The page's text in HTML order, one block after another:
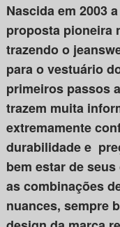
Nascida em 2003
proposta pioneira
trazendo o
para o vestuário
primeiros passos
trazem muita
extremamente
durabilidade e
bem estar de
as combinações
nuances, sempre